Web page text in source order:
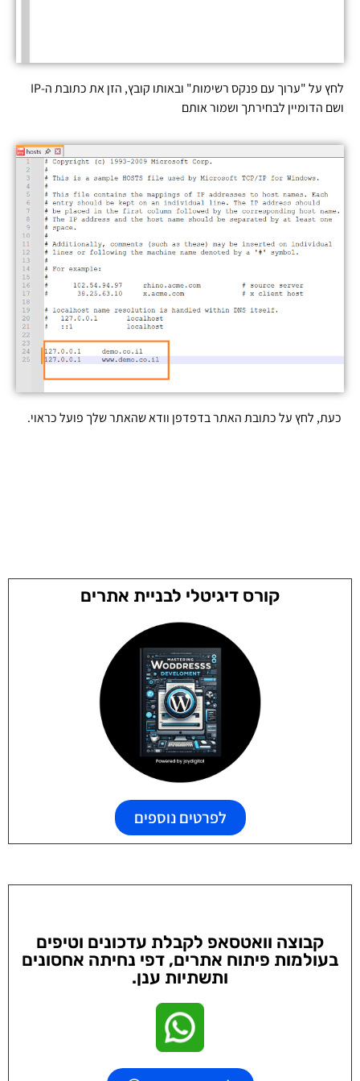
לחץ על "ערוך עם פנקס רשימות" ובאותו קובץ, הזן את כתובת ה-IP
ושם הדומיין לבחירתך ושמור אותם
כעת, לחץ על כתובת האתר בדפדפן וודא שהאתר שלך פועל כראוי.
קורס דיגיטלי לבניית אתרים
לפרטים נוספים
קבוצה וואטסאפ לקבלת עדכונים וטיפים
בעולמות פיתוח אתרים, דפי נחיתה אחסונים
ותשתיות ענן.